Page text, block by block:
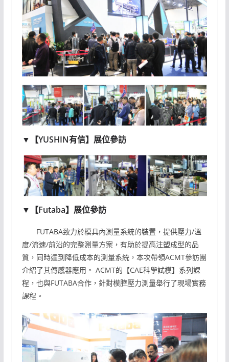
▼【YUSHIN有信】展位參訪
▼【Futaba】展位參訪
FUTABA致力於模具內測量系統的裝置，提供壓力/溫
度/流速/前沿的完整測量方案，有助於提高注塑成型的品
質，同時達到降低成本的測量系統，本次帶領ACMT參訪團
介紹了其傳感器應用。 ACMT的【CAE科學試模】系列課
程，也與FUTABA合作，針對模腔壓力測量舉行了現場實務
課程。